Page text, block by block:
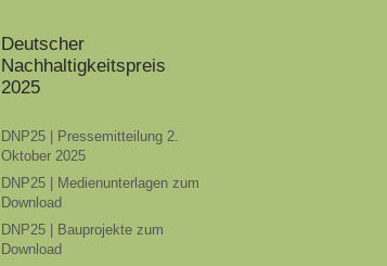
Deutscher
Nachhaltigkeitspreis
2025
DNP25 | Pressemitteilung 2.
Oktober 2025
DNP25 | Medienunterlagen zum
Download
DNP25 | Bauprojekte zum
Download